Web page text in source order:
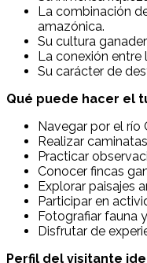
La combinación
amazónica.
Su cultura
La conexión entre
Su carácter de
Qué puede hacer el
Navegar por el río
Realizar
Practicar
Conocer fincas
Explorar paisajes
Participar en
Fotografiar fauna
Disfrutar de
Perfil del visitante